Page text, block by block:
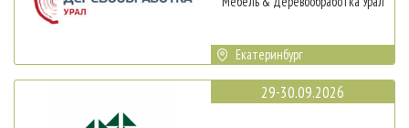
Екатеринбург
29-30.09.2026